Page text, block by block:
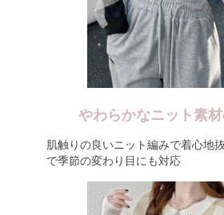
やわらかなニット素
肌触りの良いニット編みで着心地
で季節の変わり目にも対応